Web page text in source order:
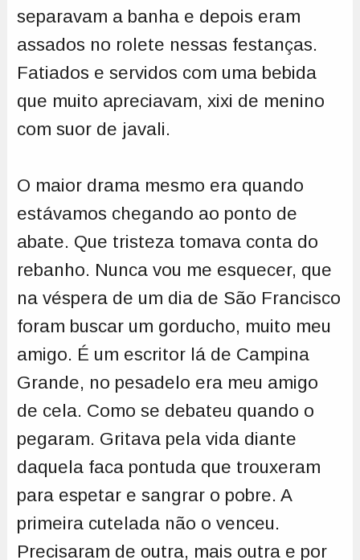
separavam a banha e depois eram
assados no rolete nessas festanças.
Fatiados e servidos com uma bebida
que muito apreciavam, xixi de menino
com suor de javali.
O maior drama mesmo era quando
estávamos chegando ao ponto de
abate. Que tristeza tomava conta do
rebanho. Nunca vou me esquecer, que
na véspera de um dia de São Francisco
foram buscar um gorducho, muito meu
amigo. É um escritor lá de Campina
Grande, no pesadelo era meu amigo
de cela. Como se debateu quando o
pegaram. Gritava pela vida diante
daquela faca pontuda que trouxeram
para espetar e sangrar o pobre. A
primeira cutelada não o venceu.
Precisaram de outra, mais outra e por